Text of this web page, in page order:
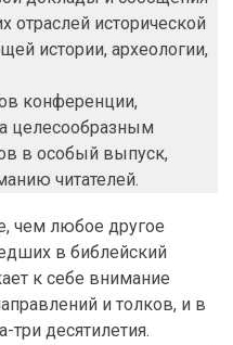
отраслей исторической
истории, археологии,
конференции,
целесообразным
в особый выпуск,
читателей.
чем любое другое
в библейский
к себе внимание
и толков, и в
три десятилетия.